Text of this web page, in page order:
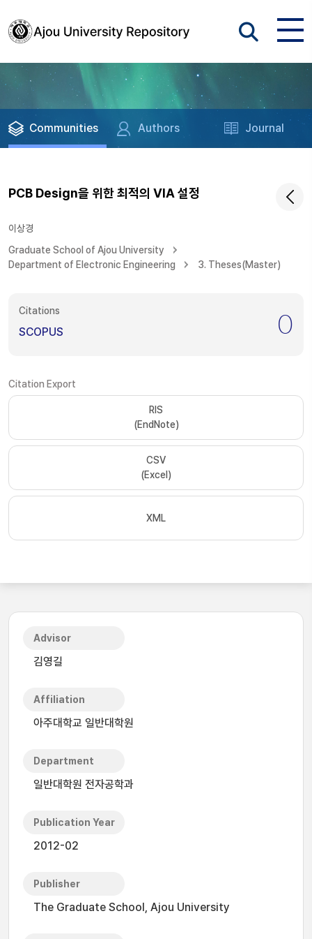
Communities Authors Journal
PCB Design을 위한 최적의 VIA 설정
이상경
Graduate School of Ajou University
Department of Electronic Engineering
3. Theses(Master)
Citations
SCOPUS 0
Citation Export
RIS
(EndNote)
CSV
(Excel)
XML
Advisor
김영길
Affiliation
아주대학교 일반대학원
Department
일반대학원 전자공학과
Publication Year
2012-02
Publisher
The Graduate School, Ajou University